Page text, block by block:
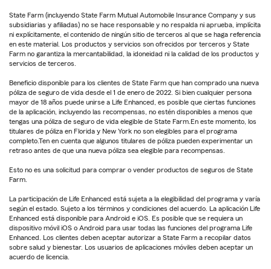
State Farm (incluyendo State Farm Mutual Automobile Insurance Company y sus
subsidiarias y afiliadas) no se hace responsable y no respalda ni aprueba, implícita
ni explícitamente, el contenido de ningún sitio de terceros al que se haga referencia
en este material. Los productos y servicios son ofrecidos por terceros y State
Farm no garantiza la mercantabilidad, la idoneidad ni la calidad de los productos y
servicios de terceros.
Beneficio disponible para los clientes de State Farm que han comprado una nueva
póliza de seguro de vida desde el 1 de enero de 2022. Si bien cualquier persona
mayor de 18 años puede unirse a Life Enhanced, es posible que ciertas funciones
de la aplicación, incluyendo las recompensas, no estén disponibles a menos que
tengas una póliza de seguro de vida elegible de State Farm.En este momento, los
titulares de póliza en Florida y New York no son elegibles para el programa
completo.Ten en cuenta que algunos titulares de póliza pueden experimentar un
retraso antes de que una nueva póliza sea elegible para recompensas.
Esto no es una solicitud para comprar o vender productos de seguros de State
Farm.
La participación de Life Enhanced está sujeta a la elegibilidad del programa y varía
según el estado. Sujeto a los términos y condiciones del acuerdo. La aplicación Life
Enhanced está disponible para Android e iOS. Es posible que se requiera un
dispositivo móvil iOS o Android para usar todas las funciones del programa Life
Enhanced. Los clientes deben aceptar autorizar a State Farm a recopilar datos
sobre salud y bienestar. Los usuarios de aplicaciones móviles deben aceptar un
acuerdo de licencia.